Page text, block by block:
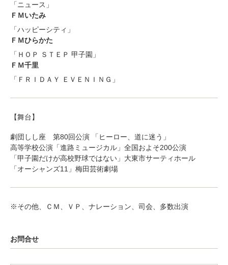
「ニュース」
ＦＭいたみ
「ハッピーシティ」
ＦＭひらかた
「ＨＯＰ ＳＴＥＰ 甲子園」
ＦＭ千里
「ＦＲＩＤＡＹ ＥＶＥＮＩＮＧ」
【舞台】
劇団しし座 第80回公演 「ヒーロー、道に迷う」
高等学校公演「進路ミュージカル」全国およそ200公演
「甲子園だけが高校野球ではない」大東市サーティホール
「オーシャンズ11」梅田芸術劇場
※その他、ＣＭ、ＶＰ、ナレーション、司会、多数出演
お問合せ